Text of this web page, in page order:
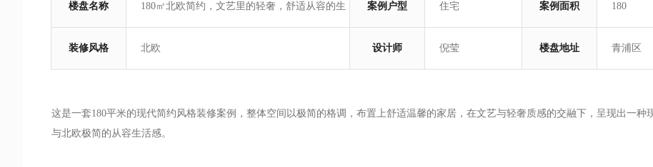
楼盘名称 180㎡北欧简约，文艺里的轻奢，舒适从容的生
活
案例户型 住宅 案例面积 180
装修风格 北欧 设计师 倪莹 楼盘地址 青浦区
这是一套180平米的现代简约风格装修案例，整体空间以极简的格调，布置上舒适温馨的家居，在文艺与轻奢质感的交融下，呈现出一种
与北欧极简的从容生活感。